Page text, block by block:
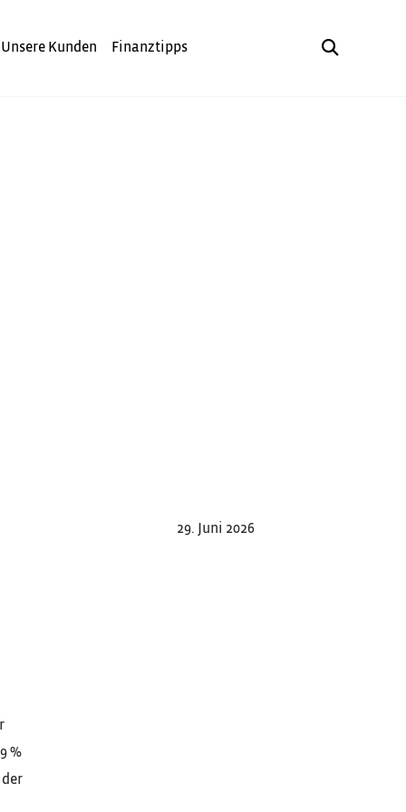
Unsere Kunden Finanztipps
29. Juni 2026
%